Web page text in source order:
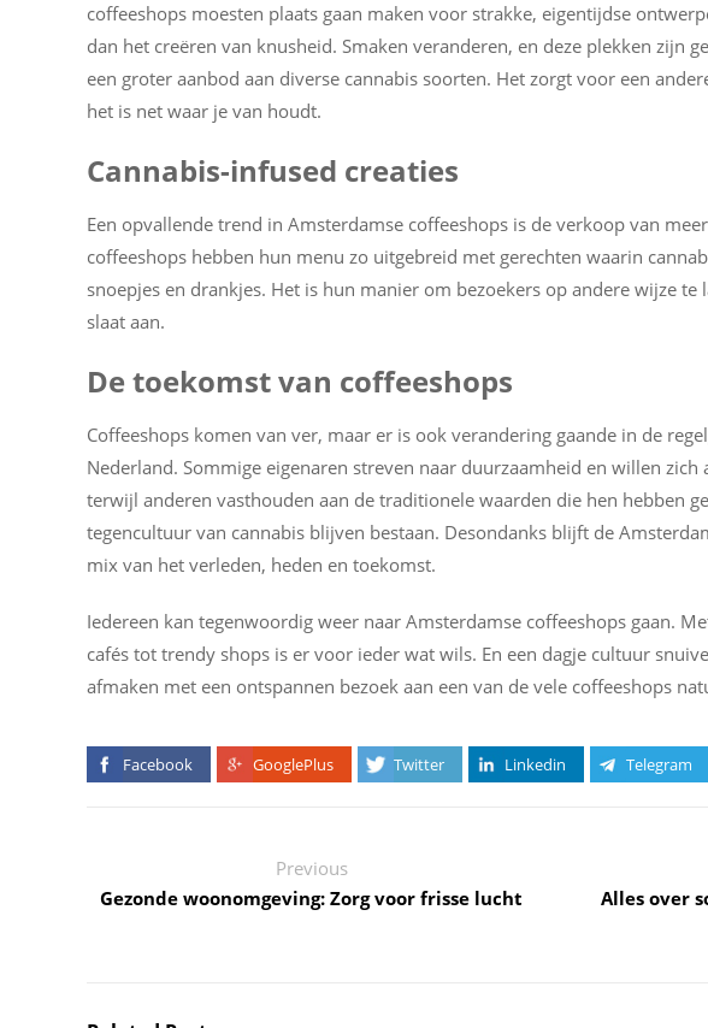
coffeeshops moesten plaats gaan maken voor strakke, eigentijdse
dan het creëren van knusheid. Smaken veranderen, en deze plekken zijn
een groter aanbod aan diverse cannabis soorten. Het zorgt voor een
het is net waar je van houdt.
Cannabis-infused creaties
Een opvallende trend in Amsterdamse coffeeshops is de verkoop van
coffeeshops hebben hun menu zo uitgebreid met gerechten waarin
snoepjes en drankjes. Het is hun manier om bezoekers op andere wijze te
slaat aan.
De toekomst van coffeeshops
Coffeeshops komen van ver, maar er is ook verandering gaande in de
Nederland. Sommige eigenaren streven naar duurzaamheid en willen zich
terwijl anderen vasthouden aan de traditionele waarden die hen hebben
tegencultuur van cannabis blijven bestaan. Desondanks blijft de
mix van het verleden, heden en toekomst.
Iedereen kan tegenwoordig weer naar Amsterdamse coffeeshops gaan.
cafés tot trendy shops is er voor ieder wat wils. En een dagje cultuur
afmaken met een ontspannen bezoek aan een van de vele coffeeshops
Facebook GooglePlus Twitter Linkedin Telegram
Previous
Gezonde woonomgeving: Zorg voor frisse lucht
Alles over